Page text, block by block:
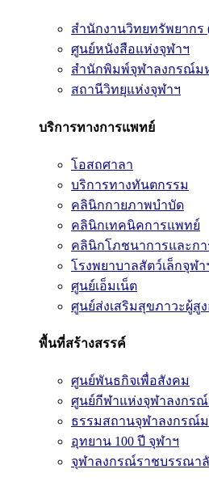
สำนักงานวิทยทรัพยากร
ศูนย์หนังสือแห่งจุฬาฯ
สำนักพิมพ์จุฬาลงกรณ์ม
สถานีวิทยุแห่งจุฬาฯ
บริการทางการแพทย์
โอสถศาลา
บริการทางทันตกรรม
คลินิกกายภาพบำบัด
คลินิกเทคนิคการแพทย์
คลินิกโภชนาการและก
โรงพยาบาลสัตว์เล็กจุฬา
ศูนย์เอ็มเน็ต
ศูนย์ส่งเสริมสุขภาวะผู้สู
พื้นที่สร้างสรรค์
ศูนย์พันธกิจเพื่อสังคม
ศูนย์กีฬาแห่งจุฬาลงกร
ธรรมสถานจุฬาลงกรณ์
อุทยาน 100 ปี จุฬาฯ
จุฬาลงกรณ์ราชบรรณา